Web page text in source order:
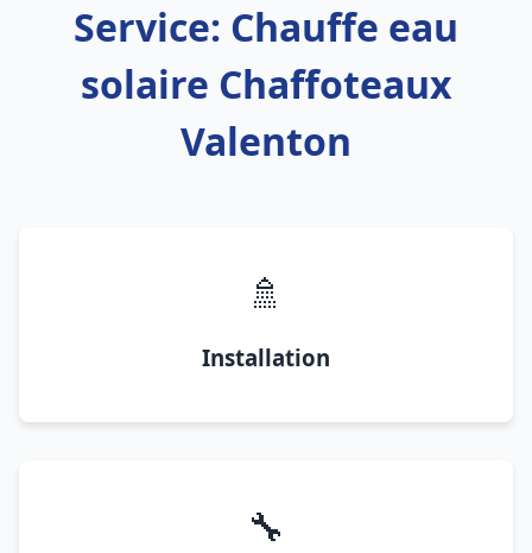
Service: Chauffe eau
solaire Chaffoteaux
Valenton
🚿
Installation
🔧